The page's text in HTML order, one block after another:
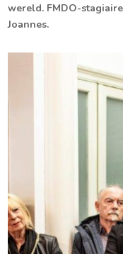
wereld. FMDO-
Joannes.